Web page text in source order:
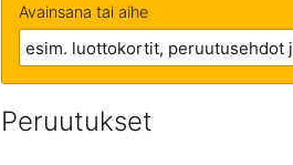
Avainsana tai aihe
Peruutukset